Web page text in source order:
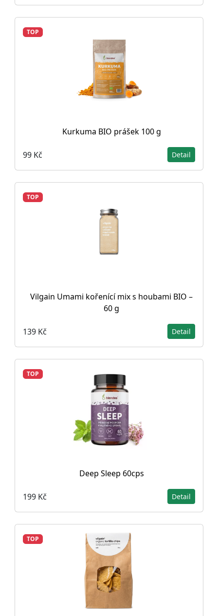
TOP
Kurkuma BIO prášek 100 g
99 Kč Detail
TOP
Vilgain Umami kořenící mix s houbami BIO –
60 g
139 Kč Detail
TOP
Deep Sleep 60cps
199 Kč Detail
TOP